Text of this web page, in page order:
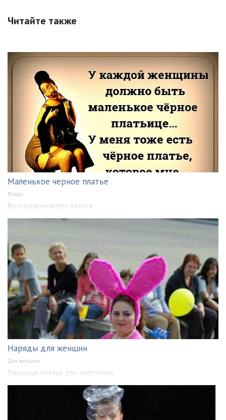
Читайте также
Маленькое черное платье
Юмор
Высказывания про платья
Наряды для женщин
Для женщин
Смешные платья для толстушек